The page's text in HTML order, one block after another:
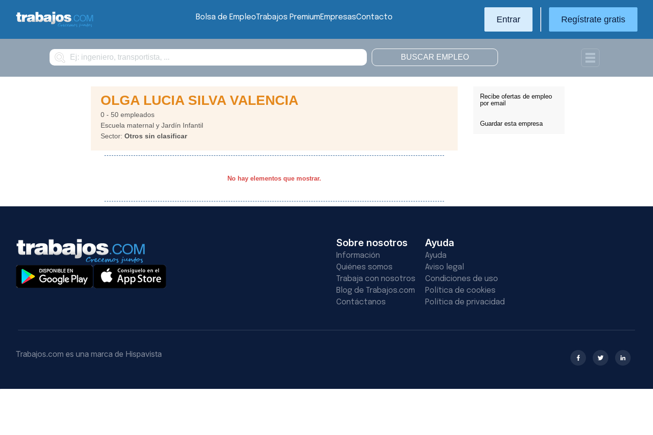
Bolsa de EmpleoTrabajos PremiumEmpresasContacto Entrar Regístrate gratis
Buscar
Recibe ofertas de empleo
por email
Guardar esta empresa
OLGA LUCIA SILVA VALENCIA
0 - 50 empleados
Escuela maternal y Jardín Infantil
Sector: Otros sin clasificar
No hay elementos que mostrar.
Sobre nosotros
Información
Quiénes somos
Trabaja con nosotros
Blog de Trabajos.com
Contáctanos
Ayuda
Ayuda
Aviso legal
Condiciones de uso
Política de cookies
Política de privacidad
Trabajos.com es una marca de Hispavista